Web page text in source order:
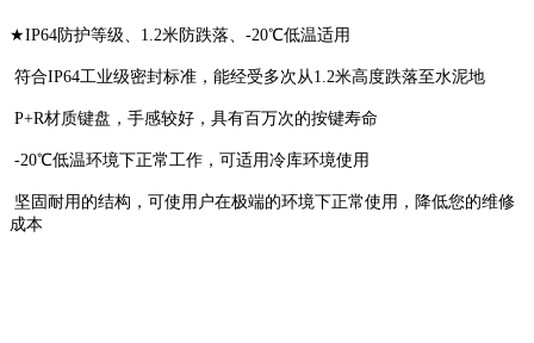
★IP64防护等级、1.2米防跌落、-20℃低温适用
符合IP64工业级密封标准，能经受多次从1.2米高度跌落至水泥地
P+R材质键盘，手感较好，具有百万次的按键寿命
-20℃低温环境下正常工作，可适用冷库环境使用
坚固耐用的结构，可使用户在极端的环境下正常使用，降低您的维修
成本